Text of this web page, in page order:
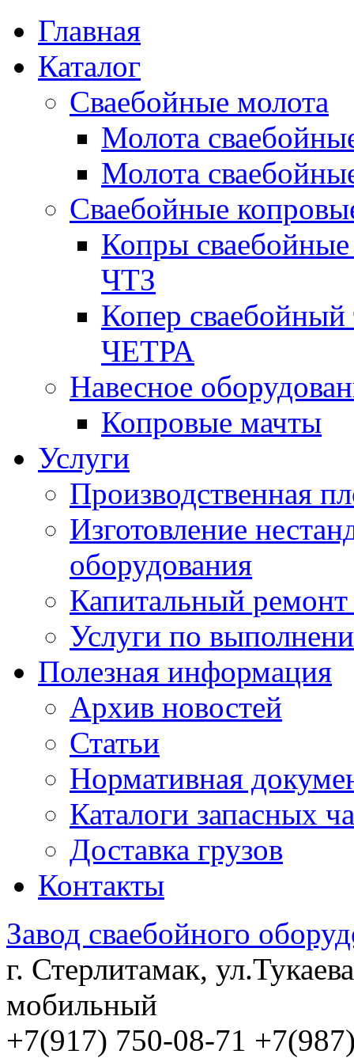
Перейти к основному содержанию
Главная
Каталог
Сваебойные молота
Молота
Молота
Сваебойные
Копры
ЧТЗ
Копер сваебойный
ЧЕТРА
Навесное
Копровые мачты
Услуги
Производственная
Изготовление
оборудования
Капитальный ремонт
Услуги по
Полезная информация
Архив новостей
Статьи
Нормативная
Каталоги запасных
Доставка грузов
Контакты
Завод сваебойного
г. Стерлитамак,
мобильный
+7(917) 750-08-71